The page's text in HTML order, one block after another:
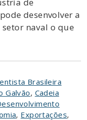
desenvolver a
naval o que
Brasileira
Galvão, Cadeia
, Exportações,